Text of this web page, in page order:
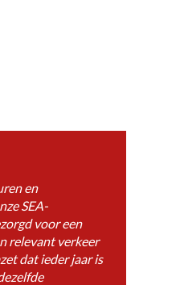
en
SEA-
voor een
relevant verkeer
dat ieder jaar is